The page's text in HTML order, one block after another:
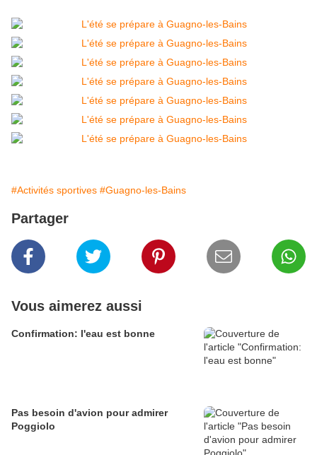
#Activités sportives #Guagno-les-Bains
Partager
Vous aimerez aussi
Confirmation: l'eau est bonne
Pas besoin d'avion pour admirer
Poggiolo